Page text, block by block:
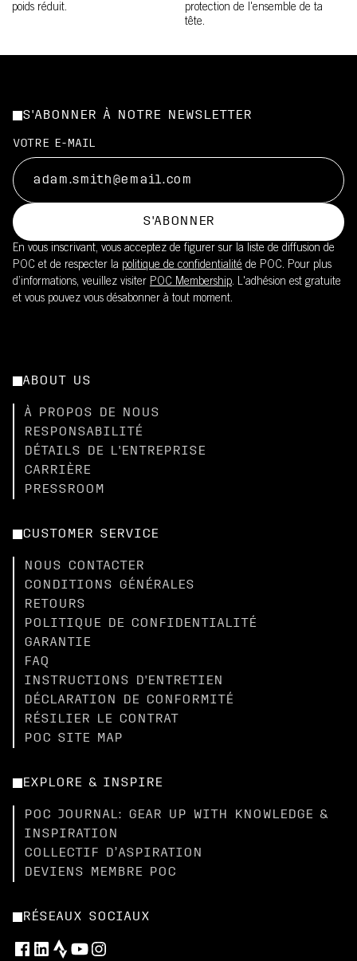
poids réduit.
protection de l'ensemble de ta
tête.
S'ABONNER À NOTRE NEWSLETTER
VOTRE E-MAIL
S'ABONNER
En vous inscrivant, vous acceptez de figurer sur la liste de diffusion de
POC et de respecter la politique de confidentialité de POC. Pour plus
d’informations, veuillez visiter POC Membership. L'adhésion est gratuite
et vous pouvez vous désabonner à tout moment.
ABOUT US
À PROPOS DE NOUS
RESPONSABILITÉ
DÉTAILS DE L'ENTREPRISE
CARRIÈRE
PRESSROOM
CUSTOMER SERVICE
NOUS CONTACTER
CONDITIONS GÉNÉRALES
RETOURS
POLITIQUE DE CONFIDENTIALITÉ
GARANTIE
FAQ
INSTRUCTIONS D'ENTRETIEN
DÉCLARATION DE CONFORMITÉ
RÉSILIER LE CONTRAT
POC SITE MAP
EXPLORE & INSPIRE
POC JOURNAL: GEAR UP WITH KNOWLEDGE &
INSPIRATION
COLLECTIF D’ASPIRATION
DEVIENS MEMBRE POC
RÉSEAUX SOCIAUX